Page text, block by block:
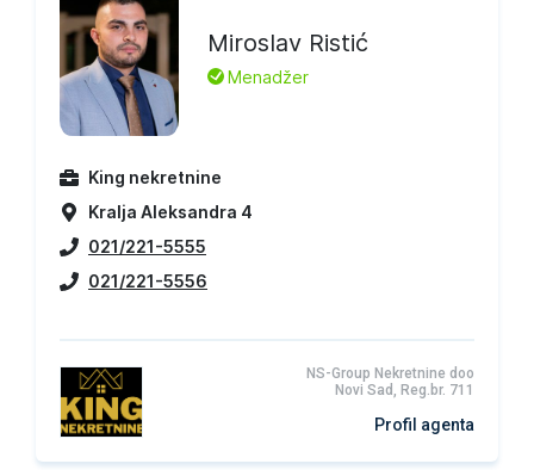
Miroslav Ristić
L Menadžer
King nekretnine
Kralja Aleksandra 4
021/221-5555
021/221-5556
NS-Group Nekretnine doo
Novi Sad, Reg.br. 711
Profil agenta